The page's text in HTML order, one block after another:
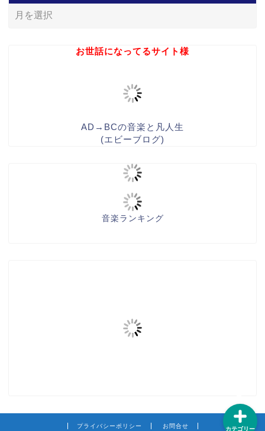
お世話になってるサイト様
AD→BCの音楽と凡人生
(エビーブログ)
音楽ランキング
プライバシーポリシー お問合せ カテゴリー